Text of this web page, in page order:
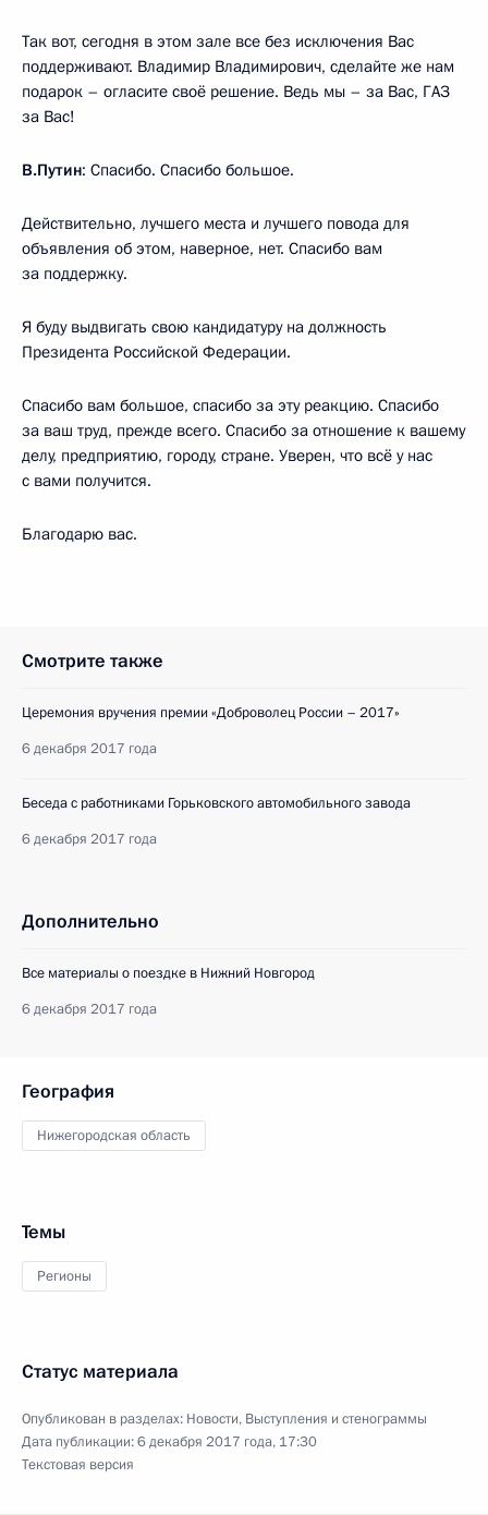
Так вот, сегодня в этом зале все без исключения Вас
поддерживают. Владимир Владимирович, сделайте же нам
подарок – огласите своё решение. Ведь мы – за Вас, ГАЗ
за Вас!
В.Путин: Спасибо. Спасибо большое.
Действительно, лучшего места и лучшего повода для
объявления об этом, наверное, нет. Спасибо вам
за поддержку.
Я буду выдвигать свою кандидатуру на должность
Президента Российской Федерации.
Спасибо вам большое, спасибо за эту реакцию. Спасибо
за ваш труд, прежде всего. Спасибо за отношение к вашему
делу, предприятию, городу, стране. Уверен, что всё у нас
с вами получится.
Благодарю вас.
Смотрите также
Церемония вручения премии «Доброволец России – 2017»
6 декабря 2017 года
Беседа с работниками Горьковского автомобильного завода
6 декабря 2017 года
Дополнительно
Все материалы о поездке в Нижний Новгород
6 декабря 2017 года
География
Нижегородская область
Темы
Регионы
Статус материала
Опубликован в разделах: Новости, Выступления и стенограммы
Дата публикации:6 декабря 2017 года, 17:30
Текстовая версия